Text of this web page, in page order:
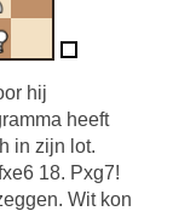
hij
heeft
in zijn lot.
18. Pxg7!
Wit kon